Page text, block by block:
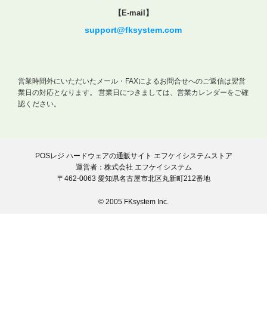
【E-mail】
support@fksystem.com
営業時間外にいただいたメール・FAXによるお問合せへのご返信は翌営
業日の対応となります。
営業日につきましては、営業カレンダーをご確
認ください。
POSレジ ハードウェアの通販サイト エフケイシステムストア
運営者：株式会社 エフケイシステム
〒462-0063 愛知県名古屋市北区丸新町212番地
© 2005 FKsystem Inc.